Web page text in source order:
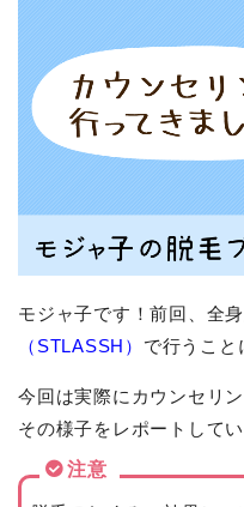
モジャ子です！前回、全
（STLASSH） で行うこと
今回は実際にカウンセリ
その様子をレポートしてい
注意